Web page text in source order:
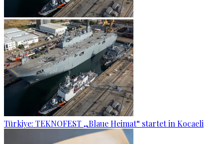
Türkiye: TEKNOFEST „Blaue Heimat“ startet in Kocaeli